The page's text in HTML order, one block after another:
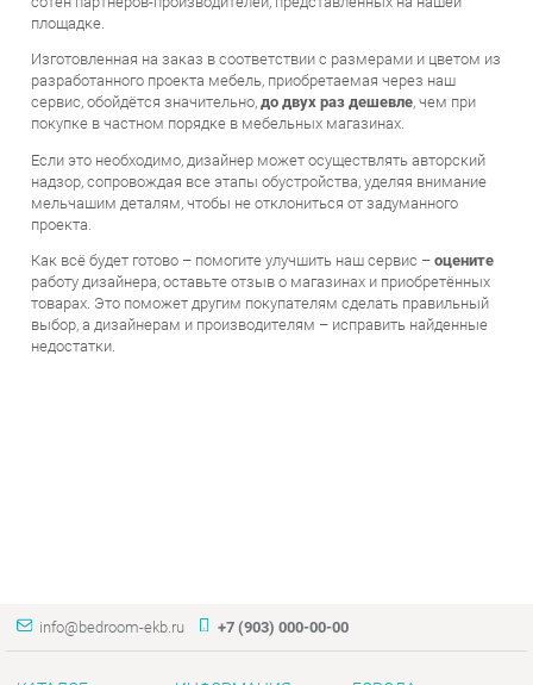
Изготовленная на заказ в соответствии с размерами и цветом из
сервис, обойдётся значительно, до двух раз дешевле, чем при
покупке в частном порядке в мебельных магазинах.
Если это необходимо, дизайнер может осуществлять авторский
мельчашим деталям, чтобы не отклониться от задуманного
проекта.
Как всё будет готово – помогите улучшить наш сервис –
работу дизайнера, оставьте отзыв о магазинах и приобретённых
товарах. Это поможет другим покупателям сделать правильный
выбор, а дизайнерам и производителям – исправить найденные
недостатки.
КАТАЛОГ ИНФОРМАЦИЯ ГОРОДА